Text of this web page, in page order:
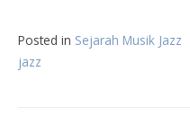
Posted in Sejarah Musik Jazz
jazz